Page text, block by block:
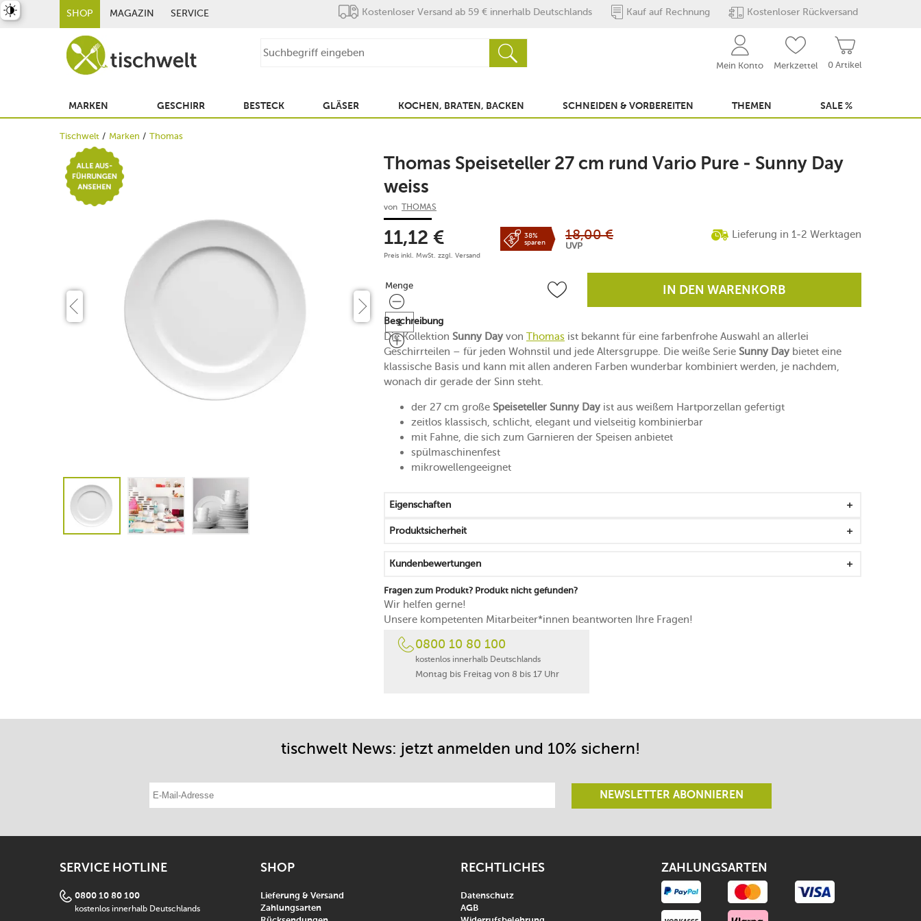
SHOP MAGAZIN SERVICE Kostenloser Versand ab 59 € innerhalb Deutschlands Kauf auf Rechnung Kostenloser Rückversand
0 Artikel
Mein Konto Merkzettel
MARKEN GESCHIRR BESTECK GLÄSER KOCHEN, BRATEN, BACKEN SCHNEIDEN & VORBEREITEN THEMEN SALE %
Tischwelt Marken Thomas
Thomas Speiseteller 27 cm rund Vario Pure - Sunny Day
weiss
von THOMAS
11,12 €
Preis inkl. MwSt. zzgl. Versand
38%
sparen
18,00 €
UVP
Lieferung in 1-2 Werktagen
Menge
Menge IN DEN WARENKORB
Beschreibung
Die Kollektion Sunny Day von Thomas ist bekannt für eine farbenfrohe Auswahl an allerlei
Geschirrteilen – für jeden Wohnstil und jede Altersgruppe. Die weiße Serie Sunny Day bietet eine
klassische Basis und kann mit allen anderen Farben wunderbar kombiniert werden, je nachdem,
wonach dir gerade der Sinn steht.
der 27 cm große Speiseteller Sunny Day ist aus weißem Hartporzellan gefertigt
zeitlos klassisch, schlicht, elegant und vielseitig kombinierbar
mit Fahne, die sich zum Garnieren der Speisen anbietet
spülmaschinenfest
mikrowellengeeignet
Eigenschaften
Produktsicherheit
Kundenbewertungen
Fragen zum Produkt? Produkt nicht gefunden?
Wir helfen gerne!
Unsere kompetenten Mitarbeiter*innen beantworten Ihre Fragen!
0800 10 80 100
kostenlos innerhalb Deutschlands
Montag bis Freitag von 8 bis 17 Uhr
tischwelt News: jetzt anmelden und 10% sichern!
E-Mail-Adresse eintragen
NEWSLETTER ABONNIEREN
SERVICE HOTLINE
0800 10 80 100
kostenlos innerhalb Deutschlands
SHOP
Lieferung & Versand
Zahlungsarten
RECHTLICHES
Datenschutz
AGB
ZAHLUNGSARTEN
umschalten